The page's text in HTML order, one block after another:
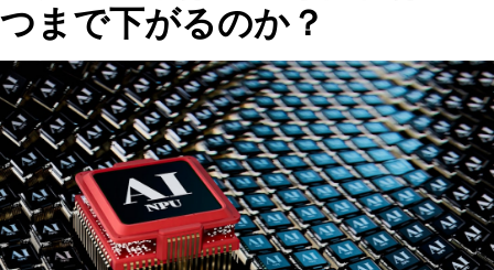
つまで下がるのか？